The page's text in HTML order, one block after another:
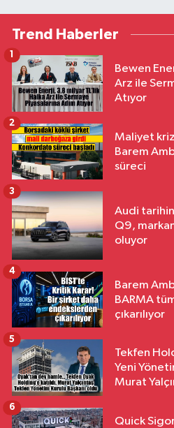
Trend Haberler
Bewen
Arz ile
Atıyor
Maliyet
Barem
süreci
2
Audi
Q9,
oluyor
3
Barem
BARMA
çıkarılıyor
4
Tekfen
Yeni
Murat
5
Quick
6